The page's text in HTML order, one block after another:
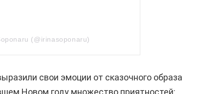
(@irinasoponaru)
свои эмоции от сказочного образа
Новом году множество приятностей: